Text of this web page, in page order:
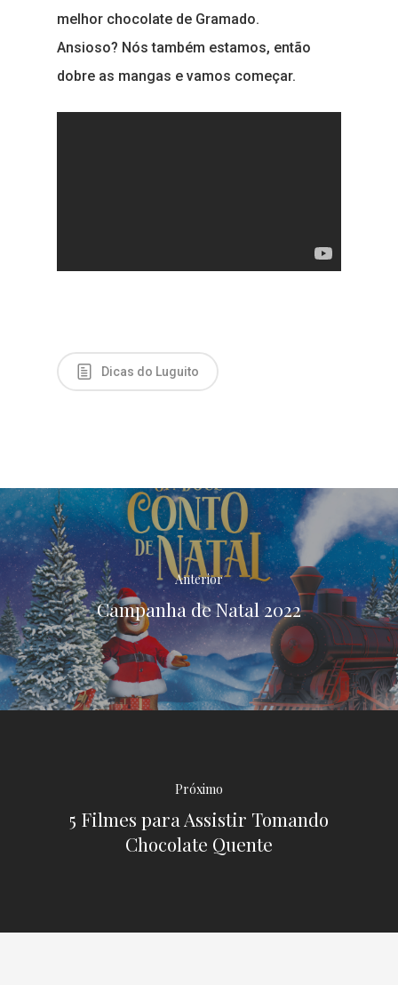
melhor chocolate de Gramado.
Ansioso? Nós também estamos, então
dobre as mangas e vamos começar.
Dicas do Luguito
Anterior
Campanha de Natal 2022
Próximo
5 Filmes para Assistir Tomando
Chocolate Quente
SOBRE
NOSSAS
NOVIDADES
Entre em contato